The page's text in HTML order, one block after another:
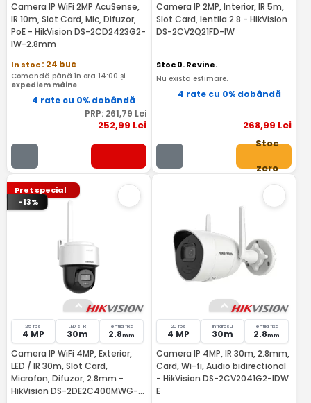
Camera IP WiFi 2MP AcuSense,
IR 10m, Slot Card, Mic, Difuzor,
PoE - HikVision DS-2CD2423G2-
IW-2.8mm
In stoc: 24 buc
Comandă până în ora 14:00 și
expediem mâine
4 rate cu 0% dobândă
PRP: 261,79 Lei
252,99 Lei
Camera IP 2MP, Interior, IR 5m,
Slot Card, lentila 2.8 - HikVision
DS-2CV2Q21FD-IW
Stoc 0. Revine.
Nu exista estimare.
4 rate cu 0% dobândă
268,99 Lei
Stoc
zero
Pret special
-13%
25 fps
4 MP
LED si IR
30m
lentila fixa
2.8mm
Camera IP WiFi 4MP, Exterior,
LED / IR 30m, Slot Card,
Microfon, Difuzor, 2.8mm -
HikVision DS-2DE2C400MWG-
20 fps
4 MP
Infrarosu
30m
lentila fixa
2.8mm
Camera IP 4MP, IR 30m, 2.8mm,
Card, Wi-fi, Audio bidirectional
- HikVision DS-2CV2041G2-IDW
E